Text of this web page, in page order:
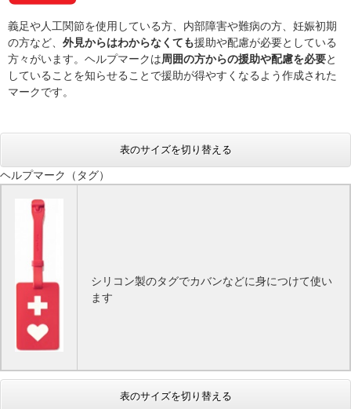
義足や人工関節を使用している方、内部障害や難病の方、妊娠初期
の方など、 外見からはわからなくても援助や配慮が必要としている
方々がいます。ヘルプマークは周囲の方からの援助や配慮を必要と
していることを知らせることで援助が得やすくなるよう作成された
マークです。
表のサイズを切り替える
ヘルプマーク（タグ）
シリコン製のタグでカバンなどに身につけて使い
ます
表のサイズを切り替える